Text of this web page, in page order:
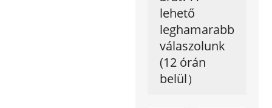
lehető
leghamarabb
válaszolunk
(12 órán
belül）